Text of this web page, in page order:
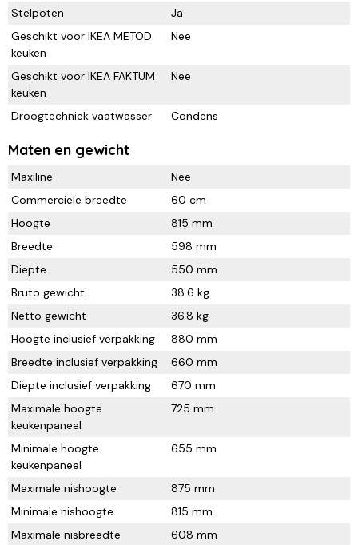
Stelpoten
Ja
Geschikt voor IKEA METOD
keuken
Nee
Geschikt voor IKEA FAKTUM
keuken
Nee
Droogtechniek vaatwasser Condens
Maten en gewicht
Maxiline
Nee
Commerciële breedte
60 cm
Hoogte
815 mm
Breedte
598 mm
Diepte
550 mm
Bruto gewicht
38.6 kg
Netto gewicht
36.8 kg
Hoogte inclusief verpakking
880 mm
Breedte inclusief verpakking
660 mm
Diepte inclusief verpakking
670 mm
Maximale hoogte
keukenpaneel
725 mm
Minimale hoogte
keukenpaneel
655 mm
Maximale nishoogte
875 mm
Minimale nishoogte
815 mm
Maximale nisbreedte
608 mm